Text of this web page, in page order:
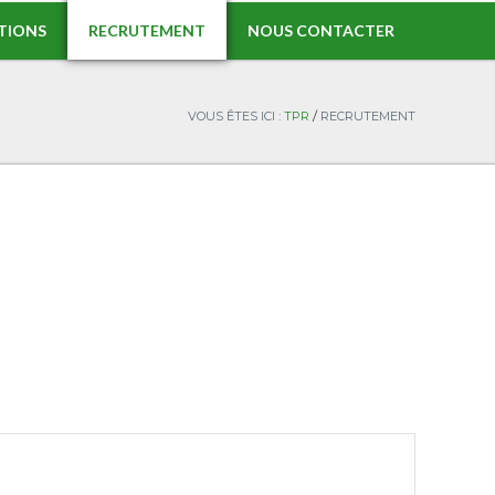
RECRUTEMENT NOUS CONTACTER
VOUS ÊTES ICI : TPR / RECRUTEMENT